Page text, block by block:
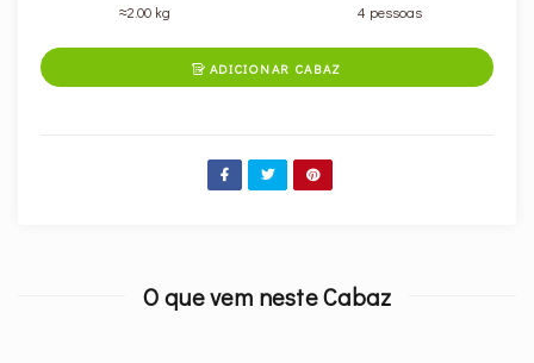
≈2.00 kg 4 pessoas
ADICIONAR CABAZ
O que vem neste Cabaz